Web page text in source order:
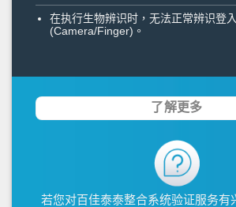
在执行生物辨识时，无法正常辨识登入
(Camera/Finger)。
了解更多
若您对百佳泰泰整合系统验证服务有